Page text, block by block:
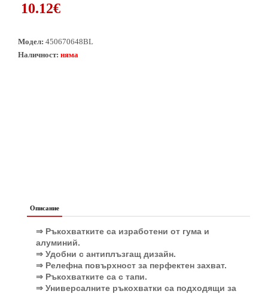
10.12€
Модел: 450670648BL
Наличност: няма
Описание
⇒ Ръкохватките са изработени от гума и
алуминий.
⇒ Удобни с антиплъзгащ дизайн.
⇒ Релефна повърхност за перфектен захват.
⇒ Ръкохватките са с тапи.
⇒ Универсалните ръкохватки са подходящи за